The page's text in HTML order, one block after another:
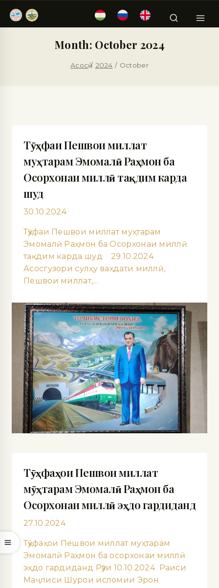
Month: October 2024
Асосӣ / 2024 / October
Тӯҳфаи Пешвои миллат
муҳтарам Эмомалӣ Раҳмон ба
Осорхонаи миллӣ тақдим карда
шуд
30.10.2024
Тӯҳфаи Пешвои миллат муҳтарам
Эмомалӣ Раҳмон ба Осорхонаи миллӣ
тақдим карда шуд 29.10.2024
Асосгузори сулҳу ваҳдати миллӣ,
Пешвои миллат,…
Тӯҳфаҳои Пешвои миллат
мӯҳтарам Эмомалӣ Раҳмон ба
Осорхонаи миллӣ эҳдо гардиданд
27.10.2024
Тӯҳфаҳои Пешвои миллат муҳтарам
Эмомалӣ Раҳмон ба осорхонаи миллӣ
эҳдо гардиданд Рӯзи 10.10.2024 Раиси
Маҷлиси Шурои исломии Эрон